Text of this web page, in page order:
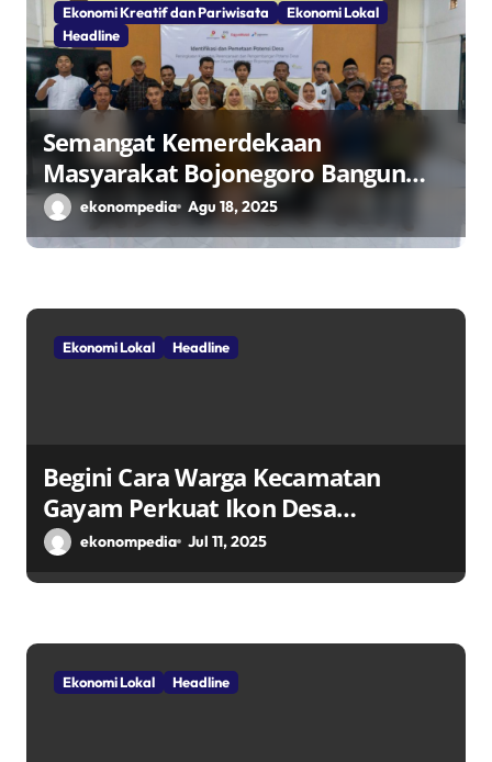
Ekonomi Kreatif dan Pariwisata
Ekonomi Lokal
Headline
Semangat Kemerdekaan
Masyarakat Bojonegoro Bangun
Desa Mandiri Ekonomi
ekonompedia Agu 18, 2025
Ekonomi Lokal Headline
Begini Cara Warga Kecamatan
Gayam Perkuat Ikon Desa
Penggerak Ekonomi Lokal Melalui
ekonompedia Jul 11, 2025
Ekonomi Lokal Headline